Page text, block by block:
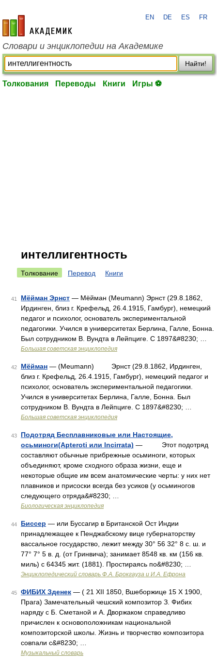
academic.ru
EN DE ES FR
Словари и энциклопедии на Академике
Найти!
Толкования Переводы Книги Игры ⚽
интеллигентность
Толкование Перевод Книги
41 Мёйман Эрнст — Мёйман (Meumann) Эрнст (29.8.1862,
Ирдинген, близ г. Крефельд, 26.4.1915, Гамбург), немецкий
педагог и психолог, основатель экспериментальной
педагогики. Учился в университетах Берлина, Галле, Бонна.
Был сотрудником В. Вундта в Лейпциге. С 1897&#8230; …
Большая советская энциклопедия
42 Мёйман — (Meumann) Эрнст (29.8.1862, Ирдинген,
близ г. Крефельд, 26.4.1915, Гамбург), немецкий педагог и
психолог, основатель экспериментальной педагогики.
Учился в университетах Берлина, Галле, Бонна. Был
сотрудником В. Вундта в Лейпциге. С 1897&#8230; …
Большая советская энциклопедия
43
Подотряд Бесплавниковые или Настоящие,
осьминоги(Apteroti или lncirrata) — Этот подотряд
составляют обычные прибрежные осьминоги, которых
объединяют, кроме сходного образа жизни, еще и
некоторые общие им всем анатомические черты: у них нет
плавников и присоски всегда без усиков (у осьминогов
следующего отряда&#8230; …
Биологическая энциклопедия
44 Биссер — или Буссагир в Британской Ост Индии
принадлежащее к Пенджабскому вице губернаторству
вассальное государство, лежит между 30° 56 32° 8 с. ш. и
77° 7° 5 в. д. (от Гринвича); занимает 8548 кв. км (156 кв.
миль) с 64345 жит. (1881). Простираясь по&#8230; …
Энциклопедический словарь Ф.А. Брокгауза и И.А. Ефрона
45 ФИБИХ Зденек — ( 21 XII 1850, Вшеборжице 15 X 1900,
Прага) Замечательный чешский композитор З. Фибих
наряду с Б. Сметаной и А. Дворжаком справедливо
причислен к основоположникам национальной
композиторской школы. Жизнь и творчество композитора
совпали с&#8230; …
Музыкальный словарь